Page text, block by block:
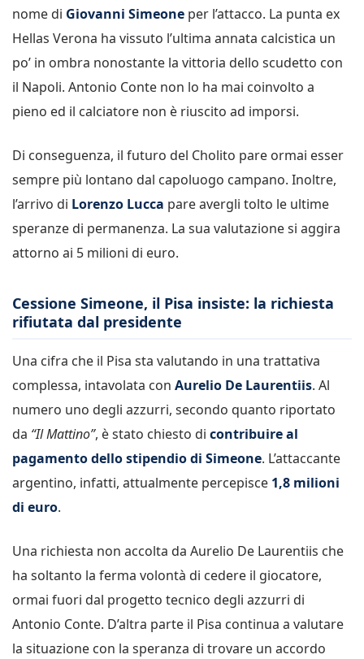
nome di Giovanni Simeone per l’attacco. La punta ex
Hellas Verona ha vissuto l’ultima annata calcistica un
po’ in ombra nonostante la vittoria dello scudetto con
il Napoli. Antonio Conte non lo ha mai coinvolto a
pieno ed il calciatore non è riuscito ad imporsi.
Di conseguenza, il futuro del Cholito pare ormai esser
sempre più lontano dal capoluogo campano. Inoltre,
l’arrivo di Lorenzo Lucca pare avergli tolto le ultime
speranze di permanenza. La sua valutazione si aggira
attorno ai 5 milioni di euro.
Cessione Simeone, il Pisa insiste: la richiesta
rifiutata dal presidente
Una cifra che il Pisa sta valutando in una trattativa
complessa, intavolata con Aurelio De Laurentiis. Al
numero uno degli azzurri, secondo quanto riportato
da “Il Mattino”, è stato chiesto di contribuire al
pagamento dello stipendio di Simeone. L’attaccante
argentino, infatti, attualmente percepisce 1,8 milioni
di euro.
Una richiesta non accolta da Aurelio De Laurentiis che
ha soltanto la ferma volontà di cedere il giocatore,
ormai fuori dal progetto tecnico degli azzurri di
Antonio Conte. D’altra parte il Pisa continua a valutare
la situazione con la speranza di trovare un accordo